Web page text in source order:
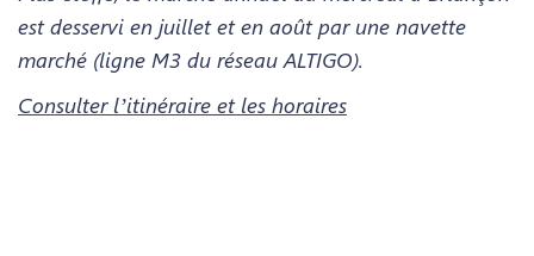
est desservi en juillet et en août par une navette
marché (ligne M3 du réseau ALTIGO).
Consulter l’itinéraire et les horaires